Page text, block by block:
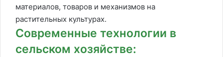
материалов, товаров и механизмов на
растительных культурах.
Современные технологии в
сельском хозяйстве: